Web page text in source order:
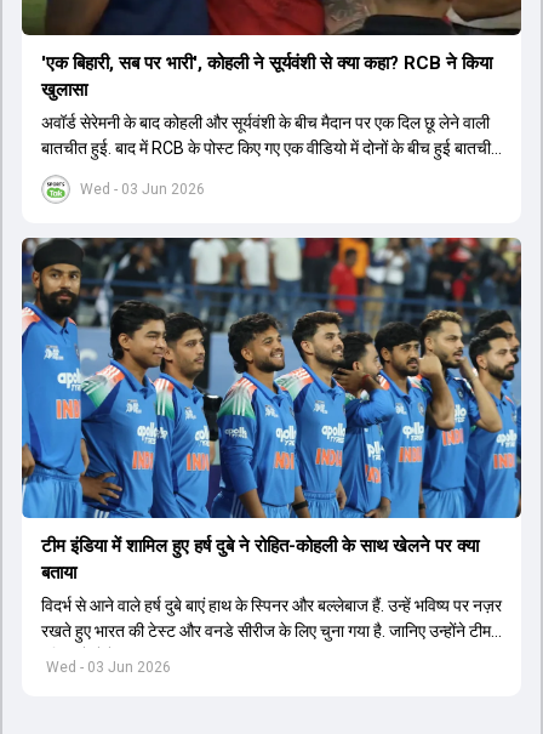
Wed - 03 Jun 2026
'एक बिहारी, सब पर भारी', कोहली ने सूर्यवंशी से क्या कहा? RCB ने किया
खुलासा
अवॉर्ड सेरेमनी के बाद कोहली और सूर्यवंशी के बीच मैदान पर एक दिल छू लेने वाली
बातचीत हुई. बाद में RCB के पोस्ट किए गए एक वीडियो में दोनों के बीच हुई बातचीत
का खुलासा हुआ.
Wed - 03 Jun 2026
टीम इंडिया में शामिल हुए हर्ष दुबे ने रोहित-कोहली के साथ खेलने पर क्या
बताया
विदर्भ से आने वाले हर्ष दुबे बाएं हाथ के स्पिनर और बल्लेबाज हैं. उन्हें भविष्य पर नज़र
रखते हुए भारत की टेस्ट और वनडे सीरीज के लिए चुना गया है. जानिए उन्होंने टीम
इंडिया में सेलेक्शन पर क्या कहा.